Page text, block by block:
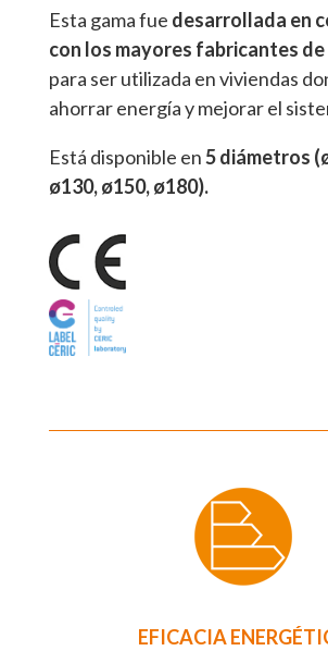
Esta gama fue desarrollada en
con los mayores fabricantes
para ser utilizada en viviendas
ahorrar energía y mejorar el
Está disponible en5 diámetros
ø130, ø150, ø180).
EFICACIA